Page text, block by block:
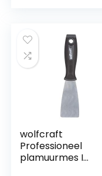
dik vloeibare
materialen – Made
in Europe
wolfcraft
Professioneel
plamuurmes I